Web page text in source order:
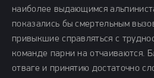
наиболее выдающимся
показались бы смертельным
привыкшие справляться с
команде парни на отчаиваются.
отваге и принятию достаточно